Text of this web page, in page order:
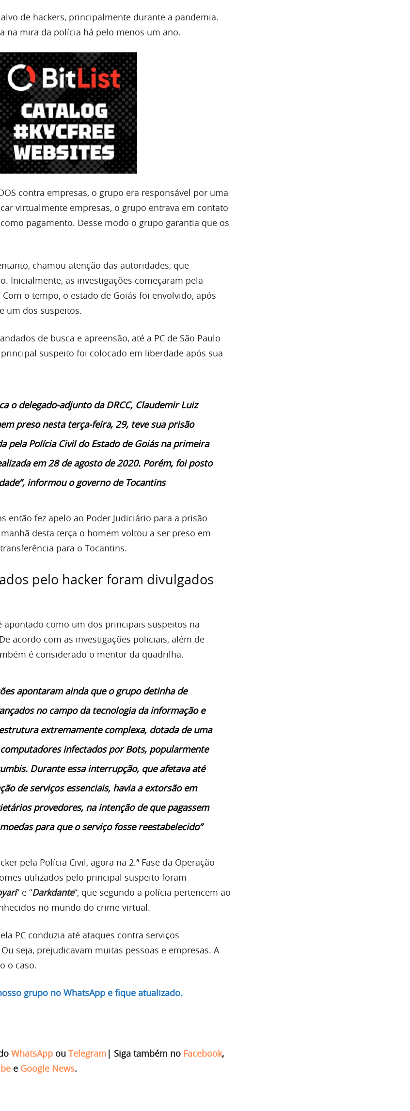
de hackers, principalmente durante a pandemia.
na mira da polícia há pelo menos um ano.
contra empresas, o grupo era responsável por uma
virtualmente empresas, o grupo entrava em contato
pagamento. Desse modo o grupo garantia que os
chamou atenção das autoridades, que
Inicialmente, as investigações começaram pela
o tempo, o estado de Goiás foi envolvido, após
um dos suspeitos.
de busca e apreensão, até a PC de São Paulo
suspeito foi colocado em liberdade após sua
o delegado-adjunto da DRCC, Claudemir Luiz
preso nesta terça-feira, 29, teve sua prisão
pela Polícia Civil do Estado de Goiás na primeira
em 28 de agosto de 2020. Porém, foi posto
informou o governo de Tocantins
então fez apelo ao Poder Judiciário para a prisão
desta terça o homem voltou a ser preso em
para o Tocantins.
pelo hacker foram divulgados
apontado como um dos principais suspeitos na
acordo com as investigações policiais, além de
é considerado o mentor da quadrilha.
apontaram ainda que o grupo detinha de
no campo da tecnologia da informação e
extremamente complexa, dotada de uma
infectados por Bots, popularmente
Durante essa interrupção, que afetava até
de serviços essenciais, havia a extorsão em
provedores, na intenção de que pagassem
para que o serviço fosse reestabelecido”
pela Polícia Civil, agora na 2.ª Fase da Operação
utilizados pelo principal suspeito foram
” e “Darkdante“, que segundo a polícia pertencem ao
no mundo do crime virtual.
PC conduzia até ataques contra serviços
seja, prejudicavam muitas pessoas e empresas. A
o caso.
grupo no WhatsApp e fique atualizado.
WhatsApp ou Telegram | Siga também no Facebook,
e Google News.